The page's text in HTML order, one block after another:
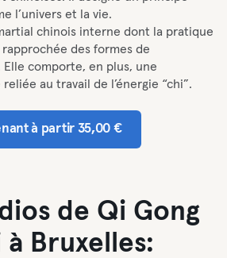
l’univers et la vie.
chinois interne dont la pratique
des formes de
Elle comporte, en plus, une
au travail de l’énergie “chi”.
à partir 35,00 €
de Qi Gong
à Bruxelles: